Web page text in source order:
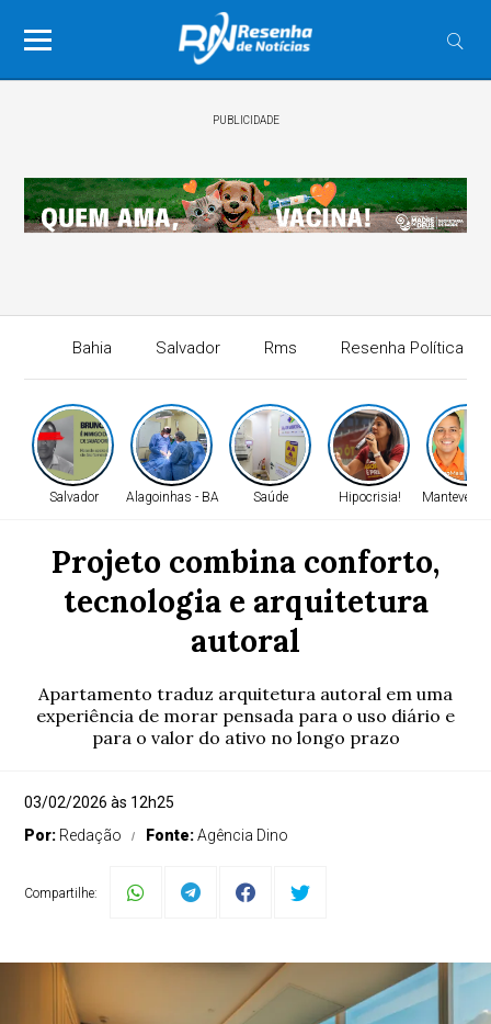
PUBLICIDADE
Bahia Salvador Rms Resenha Política
Salvador Alagoinhas - BA Saúde Hipocrisia! Manteve
Projeto combina conforto,
tecnologia e arquitetura
autoral
Apartamento traduz arquitetura autoral em uma
experiência de morar pensada para o uso diário e
para o valor do ativo no longo prazo
03/02/2026 às 12h25
Por: Redação Fonte:Agência Dino
Compartilhe: